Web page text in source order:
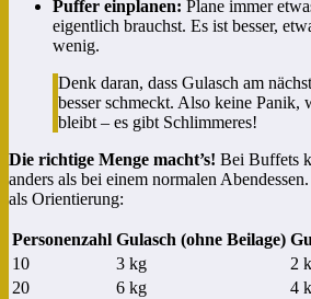
Puffer einplanen: Plane immer
eigentlich brauchst. Es ist besser,
wenig.
Denk daran, dass Gulasch am
besser schmeckt. Also keine Panik,
bleibt – es gibt Schlimmeres!
Die richtige Menge macht’s! Bei Buffets
anders als bei einem normalen
als Orientierung:
Personenzahl Gulasch (ohne Beilage)
10
3 kg
2
20
6 kg
4